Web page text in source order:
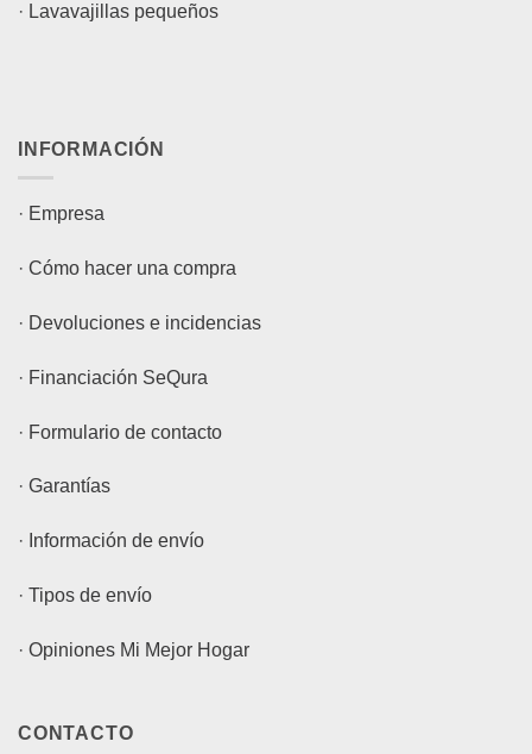
· Lavavajillas pequeños
INFORMACIÓN
· Empresa
· Cómo hacer una compra
· Devoluciones e incidencias
· Financiación SeQura
· Formulario de contacto
· Garantías
· Información de envío
· Tipos de envío
· Opiniones Mi Mejor Hogar
CONTACTO